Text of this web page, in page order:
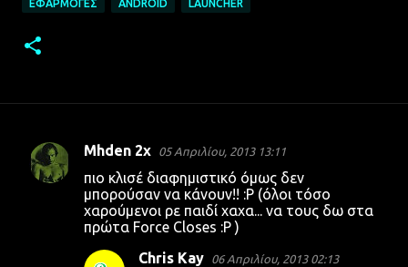
ΕΦΑΡΜΟΓΈΣ ANDROID LAUNCHER
Σ
Mhden 2x 05 Απριλίου, 2013 13:11
πιο κλισέ διαφημιστικό όμως δεν
μπορούσαν να κάνουν!! :P (όλοι τόσο
χαρούμενοι ρε παιδί χαχα... να τους δω στα
πρώτα Force Closes :P )
Chris Kay 06 Απριλίου, 2013 02:13